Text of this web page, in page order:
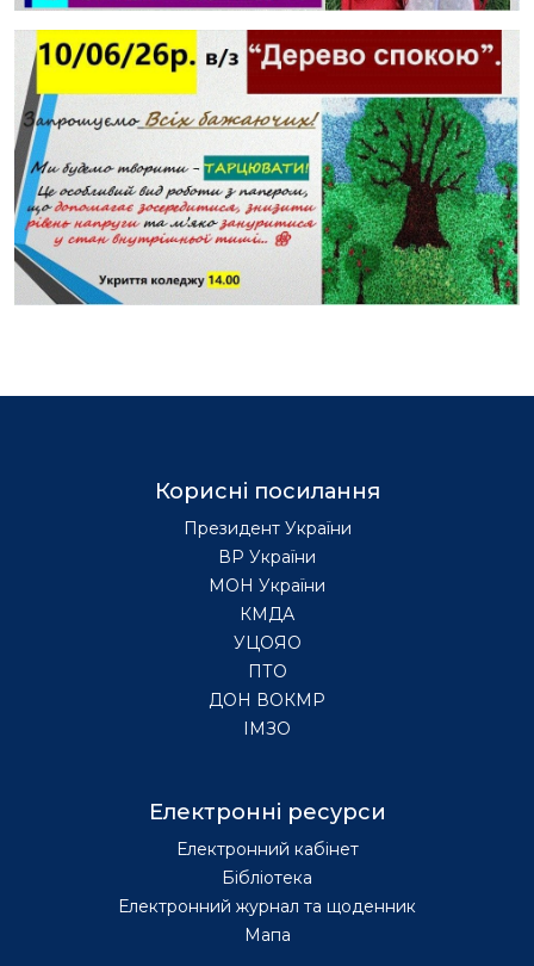
Корисні посилання
Президент України
ВР України
МОН України
КМДА
УЦОЯО
ПТО
ДОН ВОКМР
ІМЗО
Електронні ресурси
Електронний кабінет
Бібліотека
Електронний журнал та щоденник
Мапа